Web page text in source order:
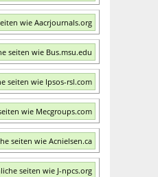
wie Aacrjournals.org
seiten wie Bus.msu.edu
seiten wie Ipsos-rsl.com
wie Mecgroups.com
seiten wie Acnielsen.ca
seiten wie J-npcs.org